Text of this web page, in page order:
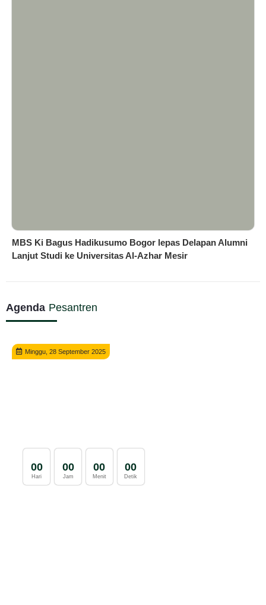
MBS Ki Bagus Hadikusumo Bogor lepas Delapan Alumni
Lanjut Studi ke Universitas Al-Azhar Mesir
Agenda Pesantren
Minggu, 28 September 2025
00
Hari
00
Jam
00
Menit
00
Detik